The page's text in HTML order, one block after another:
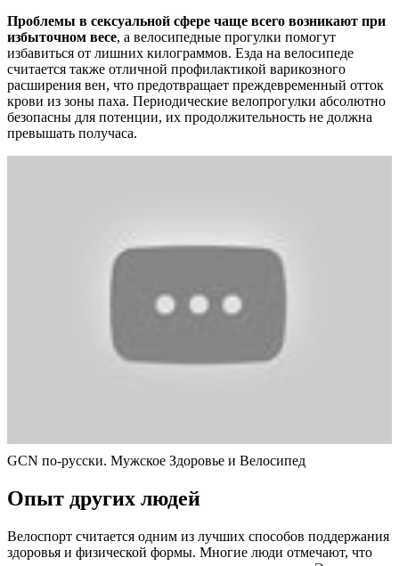
Проблемы в сексуальной сфере чаще всего возникают при
избыточном весе, а велосипедные прогулки помогут
избавиться от лишних килограммов. Езда на велосипеде
считается также отличной профилактикой варикозного
расширения вен, что предотвращает преждевременный отток
крови из зоны паха. Периодические велопрогулки абсолютно
безопасны для потенции, их продолжительность не должна
превышать получаса.
GCN по-русски. Мужское Здоровье и Велосипед
Опыт других людей
Велоспорт считается одним из лучших способов поддержания
здоровья и физической формы. Многие люди отмечают, что